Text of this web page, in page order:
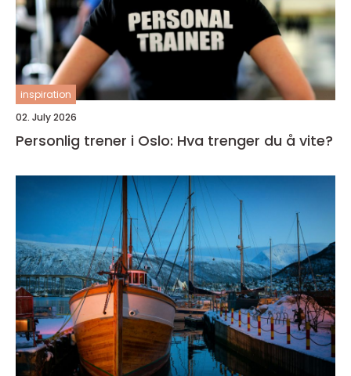
inspiration
02. July 2026
Personlig trener i Oslo: Hva trenger du å vite?